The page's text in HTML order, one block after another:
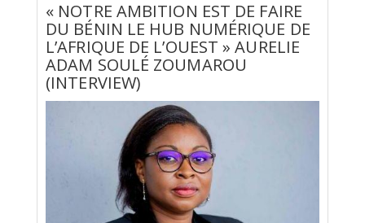
« NOTRE AMBITION EST DE FAIRE
DU BÉNIN LE HUB NUMÉRIQUE DE
L’AFRIQUE DE L’OUEST » AURELIE
ADAM SOULÉ ZOUMAROU
(INTERVIEW)